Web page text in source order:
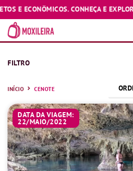
ECONÔMICOS. CONHEÇA E EXPLORE
INÍCIO CENOTE
DATA DA VIAGEM:
22/MAIO/2022
FILTRO